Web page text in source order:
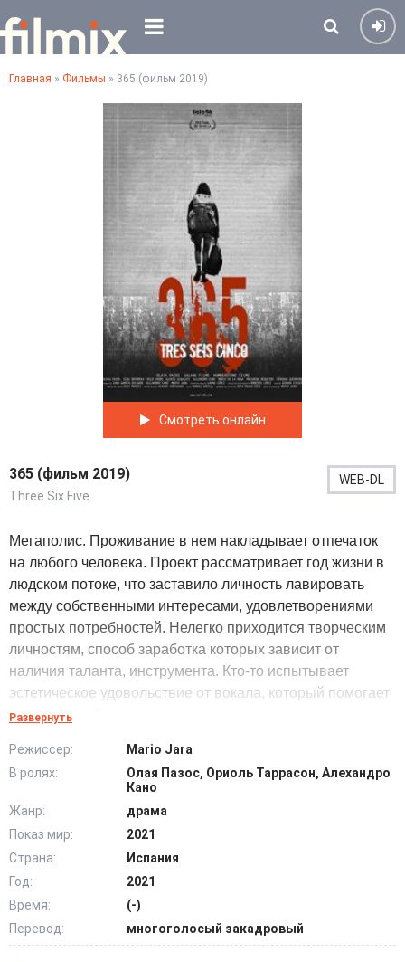
Главная » Фильмы » 365 (фильм 2019)
Смотреть онлайн
365 (фильм 2019)
Three Six Five
WEB-DL
Мегаполис. Проживание в нем накладывает отпечаток
на любого человека. Проект рассматривает год жизни в
людском потоке, что заставило личность лавировать
между собственными интересами, удовлетворениями
простых потребностей. Нелегко приходится творческим
личностям, способ заработка которых зависит от
наличия таланта, инструмента. Кто-то испытывает
эстетическое удовольствие от вокала, который помогает
заработать. Один из индивидов берет акустическую
имеющее средство коммуникации с гражданами в деле.
Безликое море незнакомцев проплывает мимо, единицы
исполнитель заветных целей? Какую роль предстоит
сыграть целеустремленной девушке, отправляющейся
на ночные улицы, жители которых не спят даже ночью.
Для них неважны тревоги, беды проходящих мимо лиц,
город диктует свои правила проживания. @Filmix.fan
Развернуть
Режиссер:
Mario Jara
В ролях:
Олая Пазос, Ориоль Таррасон, Алехандро
Кано
Жанр:
драма
Показ мир:
2021
Страна:
Испания
Год:
2021
Время:
(-)
Перевод:
многоголосый закадровый